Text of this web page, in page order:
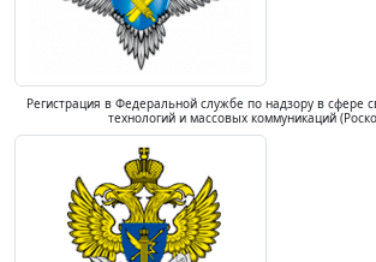
Регистрация в Федеральной службе по надзору в сфере
технологий и массовых коммуникаций